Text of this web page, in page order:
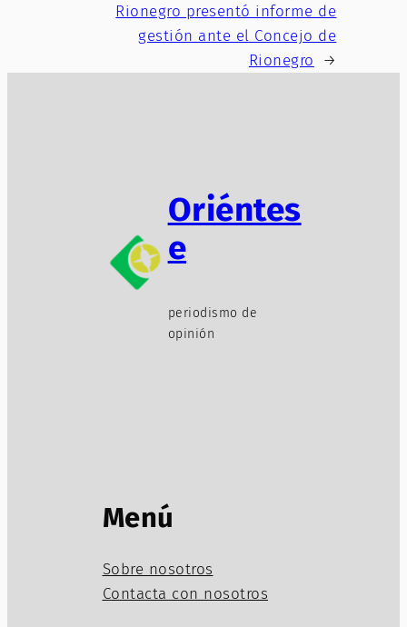
Rionegro presentó informe de
gestión ante el Concejo de
Rionegro
→
Oriéntes
e
periodismo de
opinión
Menú
Sobre nosotros
Contacta con nosotros